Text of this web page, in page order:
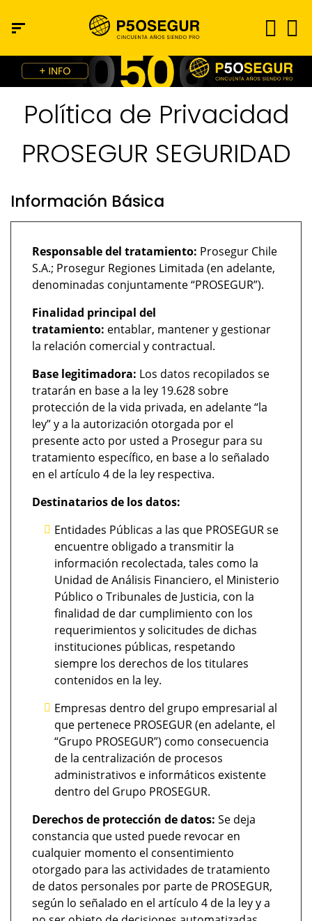
Política de Privacidad
PROSEGUR SEGURIDAD
Información Básica
Responsable del tratamiento: Prosegur Chile
S.A.; Prosegur Regiones Limitada (en adelante,
denominadas conjuntamente “PROSEGUR”).
Finalidad principal del
tratamiento: entablar, mantener y gestionar
la relación comercial y contractual.
Base legitimadora: Los datos recopilados se
tratarán en base a la ley 19.628 sobre
protección de la vida privada, en adelante “la
ley” y a la autorización otorgada por el
presente acto por usted a Prosegur para su
tratamiento específico, en base a lo señalado
en el artículo 4 de la ley respectiva.
Destinatarios de los datos:
Entidades Públicas a las que PROSEGUR se
encuentre obligado a transmitir la
información recolectada, tales como la
Unidad de Análisis Financiero, el Ministerio
Público o Tribunales de Justicia, con la
finalidad de dar cumplimiento con los
requerimientos y solicitudes de dichas
instituciones públicas, respetando
siempre los derechos de los titulares
contenidos en la ley.
Empresas dentro del grupo empresarial al
que pertenece PROSEGUR (en adelante, el
“Grupo PROSEGUR”) como consecuencia
de la centralización de procesos
administrativos e informáticos existente
dentro del Grupo PROSEGUR.
Derechos de protección de datos: Se deja
constancia que usted puede revocar en
cualquier momento el consentimiento
otorgado para las actividades de tratamiento
de datos personales por parte de PROSEGUR,
según lo señalado en el artículo 4 de la ley y a